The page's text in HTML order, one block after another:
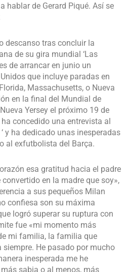
hablar de Gerard Piqué. Así se
descanso tras concluir la
de su gira mundial ‘Las
de arrancar en junio un
que incluye paradas en
Massachusetts, o Nueva
en la final del Mundial de
Yersey el próximo 19 de
concedido una entrevista al
y ha dedicado unas inesperadas
al exfutbolista del Barça.
esa gratitud hacia el padre
en la madre que soy»,
a sus pequeños Milan
confiesa son su máxima
logró superar su ruptura con
fue «mi momento más
mi familia, la familia que
He pasado por mucho
inesperada me he
sabia o al menos, más